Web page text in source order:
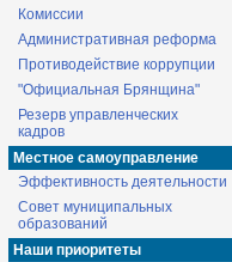
Комиссии
Административная реформа
Противодействие коррупции
"Официальная Брянщина"
Резерв управленческих
кадров
Местное самоуправление
Эффективность деятельности
Совет муниципальных
образований
Наши приоритеты